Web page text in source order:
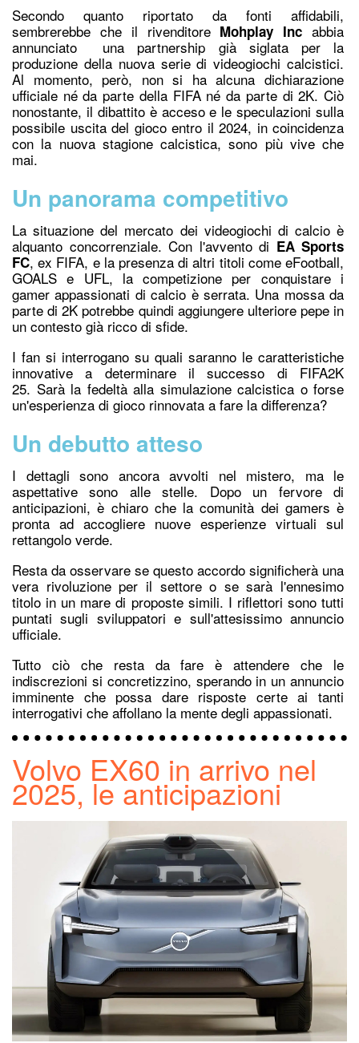
Secondo quanto riportato da fonti affidabili,
sembrerebbe che il rivenditore Mohplay Inc abbia
annunciato una partnership già siglata per la
produzione della nuova serie di videogiochi calcistici.
Al momento, però, non si ha alcuna dichiarazione
ufficiale né da parte della FIFA né da parte di 2K. Ciò
nonostante, il dibattito è acceso e le speculazioni sulla
possibile uscita del gioco entro il 2024, in coincidenza
con la nuova stagione calcistica, sono più vive che
mai.
Un panorama competitivo
La situazione del mercato dei videogiochi di calcio è
alquanto concorrenziale. Con l'avvento di EA Sports
FC, ex FIFA, e la presenza di altri titoli come eFootball,
GOALS e UFL, la competizione per conquistare i
gamer appassionati di calcio è serrata. Una mossa da
parte di 2K potrebbe quindi aggiungere ulteriore pepe in
un contesto già ricco di sfide.
I fan si interrogano su quali saranno le caratteristiche
innovative a determinare il successo di FIFA2K
25. Sarà la fedeltà alla simulazione calcistica o forse
un'esperienza di gioco rinnovata a fare la differenza?
Un debutto atteso
I dettagli sono ancora avvolti nel mistero, ma le
aspettative sono alle stelle. Dopo un fervore di
anticipazioni, è chiaro che la comunità dei gamers è
pronta ad accogliere nuove esperienze virtuali sul
rettangolo verde.
Resta da osservare se questo accordo significherà una
vera rivoluzione per il settore o se sarà l'ennesimo
titolo in un mare di proposte simili. I riflettori sono tutti
puntati sugli sviluppatori e sull'attesissimo annuncio
ufficiale.
Tutto ciò che resta da fare è attendere che le
indiscrezioni si concretizzino, sperando in un annuncio
imminente che possa dare risposte certe ai tanti
interrogativi che affollano la mente degli appassionati.
Volvo EX60 in arrivo nel
2025, le anticipazioni